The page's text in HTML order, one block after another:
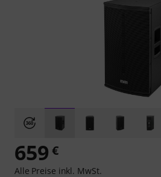
659 €
Alle Preise inkl. MwSt.